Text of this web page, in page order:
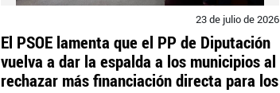
23 de julio de 2026
El PSOE lamenta que el PP de Diputación
vuelva a dar la espalda a los municipios al
rechazar más financiación directa para los